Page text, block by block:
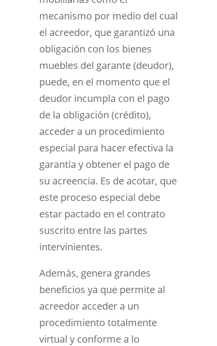
mecanismo por medio del cual
el acreedor, que garantizó una
obligación con los bienes
muebles del garante (deudor),
puede, en el momento que el
deudor incumpla con el pago
de la obligación (crédito),
acceder a un procedimiento
especial para hacer efectiva la
garantía y obtener el pago de
su acreencia. Es de acotar, que
este proceso especial debe
estar pactado en el contrato
suscrito entre las partes
intervinientes.
Además, genera grandes
beneficios ya que permite al
acreedor acceder a un
procedimiento totalmente
virtual y conforme a lo